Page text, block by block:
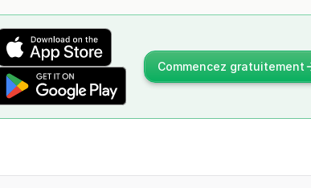
Commencez gratuitement